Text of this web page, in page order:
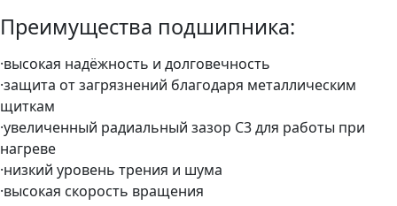
Преимущества подшипника:
·высокая надёжность и долговечность
·защита от загрязнений благодаря металлическим
щиткам
·увеличенный радиальный зазор C3 для работы при
нагреве
·низкий уровень трения и шума
·высокая скорость вращения